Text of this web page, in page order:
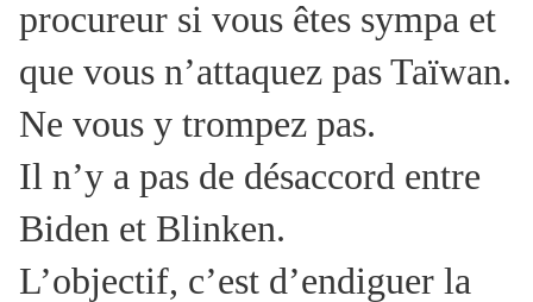
procureur si vous êtes sympa et
que vous n’attaquez pas Taïwan.
Ne vous y trompez pas.
Il n’y a pas de désaccord entre
Biden et Blinken.
L’objectif, c’est d’endiguer la